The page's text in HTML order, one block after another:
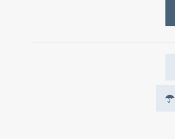
της